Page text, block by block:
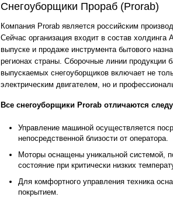
Снегоуборщики Прораб (Prorab)
Компания Prorab является российским
Сейчас организация входит в состав
выпуске и продаже инструмента бытового
регионах страны. Сборочные линии продукции
выпускаемых снегоуборщиков включает не
электрическим двигателем, но и
Все снегоуборщики Prorab отличаются
Управление машиной осуществляется
непосредственной близости от оператора.
Моторы оснащены уникальной системой,
состояние при критически низких
Для комфортного управления техника
покрытием.